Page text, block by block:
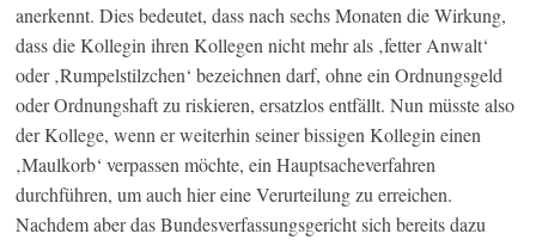
anerkennt. Dies bedeutet, dass nach sechs Monaten die Wirkung,
dass die Kollegin ihren Kollegen nicht mehr als ‚fetter Anwalt‘
oder ‚Rumpelstilzchen‘ bezeichnen darf, ohne ein Ordnungsgeld
oder Ordnungshaft zu riskieren, ersatzlos entfällt. Nun müsste also
der Kollege, wenn er weiterhin seiner bissigen Kollegin einen
‚Maulkorb‘ verpassen möchte, ein Hauptsacheverfahren
durchführen, um auch hier eine Verurteilung zu erreichen.
Nachdem aber das Bundesverfassungsgericht sich bereits dazu